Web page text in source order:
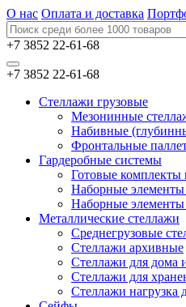
О нас Оплата и доставка
+7 3852 22-61-68
+7 3852 22-61-68
Стеллажи грузовые
Мезонинные
Набивные
Фронтальные
Гардеробные системы
Готовые комплекты
Наборные элементы
Наборные
Металлические стеллажи
Среднегрузовые
Стеллажи архивные
Стеллажи для дома
Стеллажи для
Стеллажи нагрузка